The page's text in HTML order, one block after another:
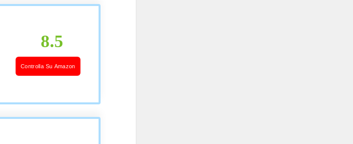
8.5
Controlla Su Amazon